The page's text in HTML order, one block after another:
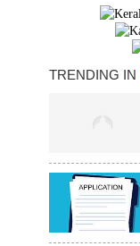
TRENDING IN